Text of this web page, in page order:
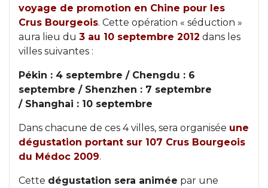
voyage de promotion en Chine pour les
Crus Bourgeois. Cette opération « séduction »
aura lieu du 3 au 10 septembre 2012 dans les
villes suivantes :
Pékin : 4 septembre / Chengdu : 6
septembre / Shenzhen : 7 septembre
/ Shanghai : 10 septembre
Dans chacune de ces 4 villes, sera organisée une
dégustation portant sur 107 Crus Bourgeois
du Médoc 2009.
Cette dégustation sera animée par une